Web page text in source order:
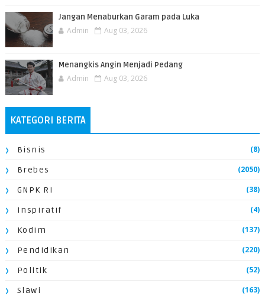
Jangan Menaburkan Garam pada Luka
Admin Aug 03, 2026
Menangkis Angin Menjadi Pedang
Admin Aug 03, 2026
KATEGORI BERITA
Bisnis (8)
Brebes (2050)
GNPK RI (38)
Inspiratif (4)
Kodim (137)
Pendidikan (220)
Politik (52)
Slawi (163)